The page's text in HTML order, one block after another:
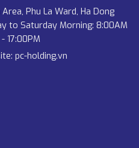
Phu La Ward, Ha Dong
to Saturday Morning: 8:00AM
17:00PM
pc-holding.vn